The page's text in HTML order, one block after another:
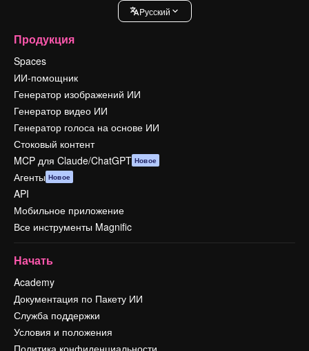
Pусский
Продукция
Spaces
ИИ-помощник
Генератор изображений ИИ
Генератор видео ИИ
Генератор голоса на основе ИИ
Стоковый контент
MCP для Claude/ChatGPT Новое
Агенты Новое
API
Мобильное приложение
Все инструменты Magnific
Начать
Academy
Документация по Пакету ИИ
Служба поддержки
Условия и положения
Политика конфиденциальности